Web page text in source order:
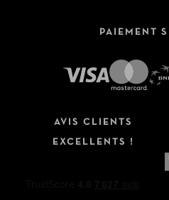
PAIEMENT
AVIS CLIENTS
EXCELLENTS !